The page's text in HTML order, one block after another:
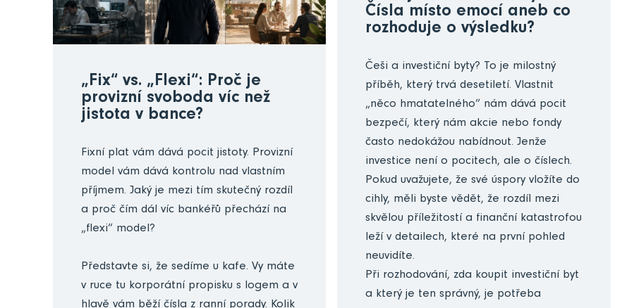
„Fix“ vs. „Flexi“: Proč je
provizní svoboda víc než
jistota v bance?
Fixní plat vám dává pocit jistoty. Provizní
model vám dává kontrolu nad vlastním
příjmem. Jaký je mezi tím skutečný rozdíl
a proč čím dál víc bankéřů přechází na
„flexi“ model?
Představte si, že sedíme u kafe. Vy máte
v ruce tu korporátní propisku s logem a v
hlavě vám běží čísla z ranní porady. Kolik
Čísla místo emocí aneb co
rozhoduje o výsledku?
Češi a investiční byty? To je milostný
příběh, který trvá desetiletí. Vlastnit
„něco hmatatelného“ nám dává pocit
bezpečí, který nám akcie nebo fondy
často nedokážou nabídnout. Jenže
investice není o pocitech, ale o číslech.
Pokud uvažujete, že své úspory vložíte do
cihly, měli byste vědět, že rozdíl mezi
skvělou příležitostí a finanční katastrofou
leží v detailech, které na první pohled
neuvidíte.
Při rozhodování, zda koupit investiční byt
a který je ten správný, je potřeba